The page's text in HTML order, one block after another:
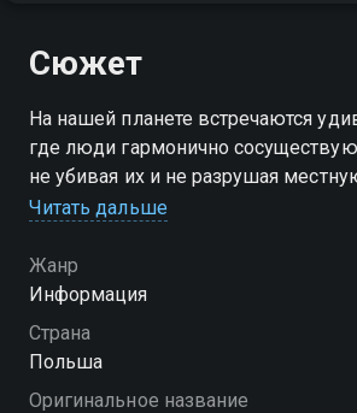
Сюжет
На нашей планете встречаются
где люди гармонично
не убивая их и не разрушая
вы можете совершенно бесплатно
качестве на Смотрёшке
Читать дальше
Жанр
Информация
Страна
Польша
Оригинальное название